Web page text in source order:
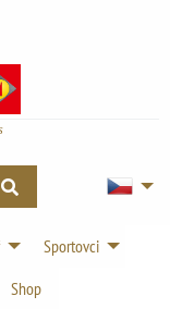
Sportovci
Shop